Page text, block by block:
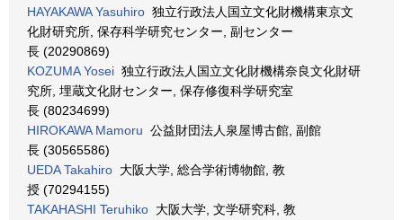
HAYAKAWA Yasuhiro 独立行政法人国立文化財機構東京文
化財研究所, 保存科学研究センター, 副センター
長 (20290869)
KOZUMA Yosei 独立行政法人国立文化財機構奈良文化財研
究所, 埋蔵文化財センター, 保存修復科学研究室
長 (80234699)
HIROKAWA Mamoru 公益財団法人泉屋博古館, 副館
長 (30565586)
UEDA Takahiro 大阪大学, 総合学術博物館, 教
授 (70294155)
TAKAHASHI Teruhiko 大阪大学, 文学研究科, 教